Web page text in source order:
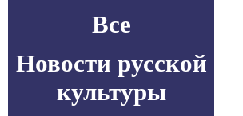
Все
Новости русской
культуры